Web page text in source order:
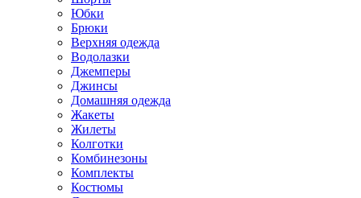
Юбки
Брюки
Верхняя одежда
Водолазки
Джемперы
Джинсы
Домашняя одежда
Жакеты
Жилеты
Колготки
Комбинезоны
Комплекты
Костюмы